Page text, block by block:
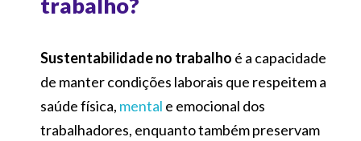
Sustentabilidade no trabalho é a capacidade
de manter condições laborais que respeitem a
saúde física, mental e emocional dos
trabalhadores, enquanto também preservam